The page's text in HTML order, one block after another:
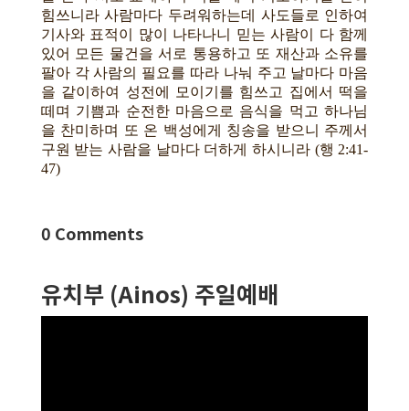
힘쓰니라 사람마다 두려워하는데 사도들로 인하여
기사와 표적이 많이 나타나니 믿는 사람이 다 함께
있어 모든 물건을 서로 통용하고 또 재산과 소유를
팔아 각 사람의 필요를 따라 나눠 주고 날마다 마음
을 같이하여 성전에 모이기를 힘쓰고 집에서 떡을
떼며 기쁨과 순전한 마음으로 음식을 먹고 하나님
을 찬미하며 또 온 백성에게 칭송을 받으니 주께서
구원 받는 사람을 날마다 더하게 하시니라 (행 2:41-
47)
0 Comments
유치부 (Ainos) 주일예배